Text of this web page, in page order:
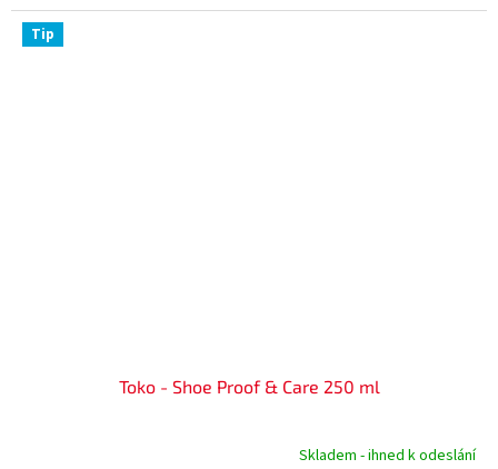
Tip
Toko - Shoe Proof & Care 250 ml
Skladem - ihned k odeslání